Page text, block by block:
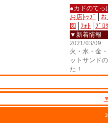
●カドのて
お店ﾄｯﾌﾟ
図
ﾌｫﾄ
ﾌﾞﾛ
▼新着情報
2021/03/09
火・水・金
ットサンド
た！